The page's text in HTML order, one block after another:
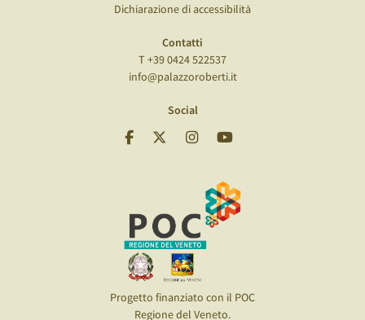
Dichiarazione di accessibilità
Contatti
T +39 0424 522537
info@palazzoroberti.it
Social
Progetto finanziato con il POC
Regione del Veneto.